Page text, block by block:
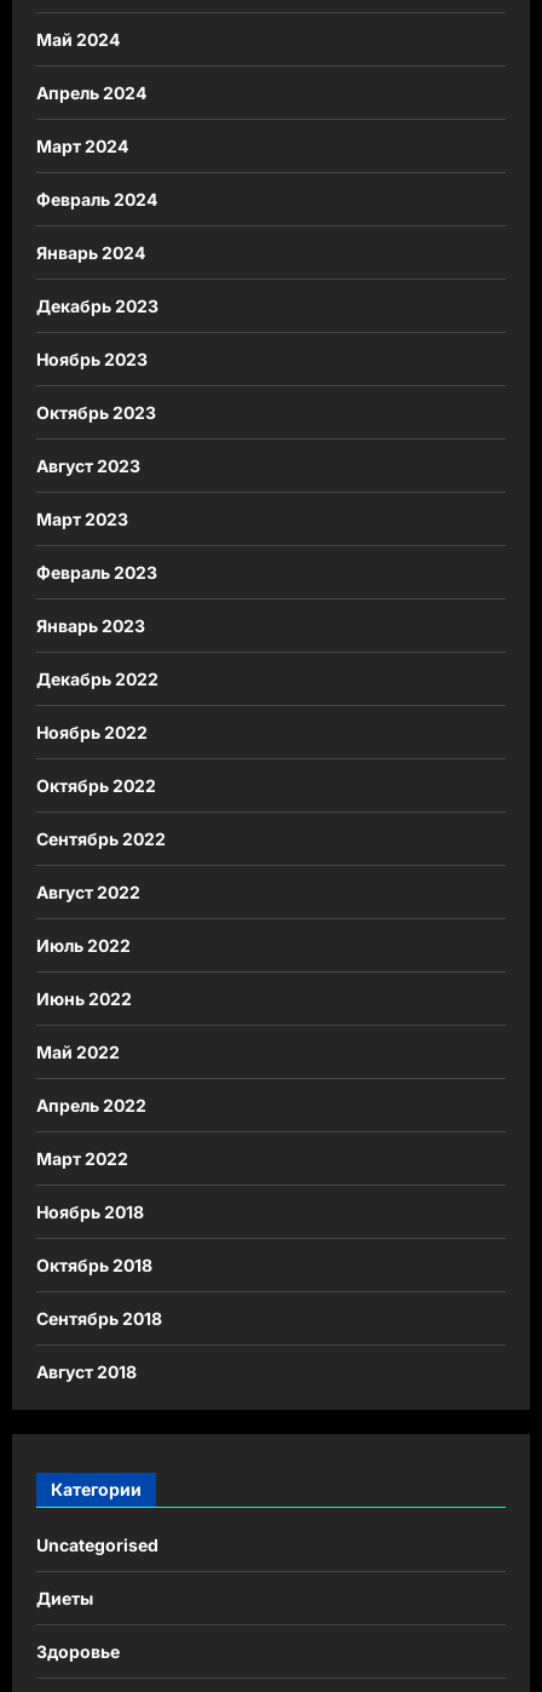
Май 2024
Апрель 2024
Март 2024
Февраль 2024
Январь 2024
Декабрь 2023
Ноябрь 2023
Октябрь 2023
Август 2023
Март 2023
Февраль 2023
Январь 2023
Декабрь 2022
Ноябрь 2022
Октябрь 2022
Сентябрь 2022
Август 2022
Июль 2022
Июнь 2022
Май 2022
Апрель 2022
Март 2022
Ноябрь 2018
Октябрь 2018
Сентябрь 2018
Август 2018
Категории
Uncategorised
Диеты
Здоровье